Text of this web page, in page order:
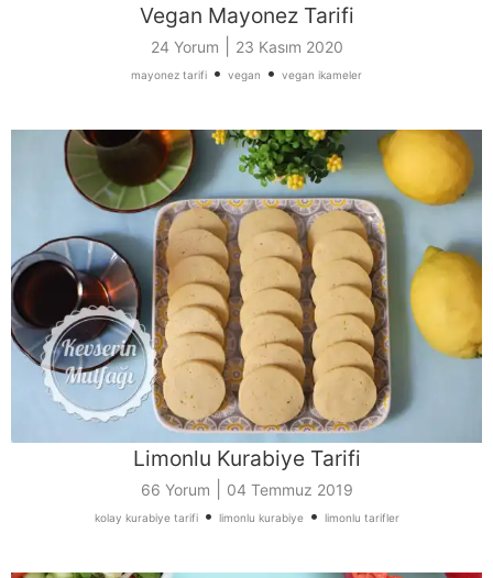
Vegan Mayonez Tarifi
24 Yorum 23 Kasım 2020
mayonez tarifi • vegan • vegan ikameler
Limonlu Kurabiye Tarifi
66 Yorum 04 Temmuz 2019
kolay kurabiye tarifi• limonlu kurabiye• limonlu tarifler